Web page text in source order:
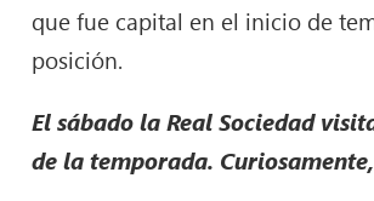
que fue capital en el inicio de
posición.
El sábado la Real Sociedad
de la temporada.